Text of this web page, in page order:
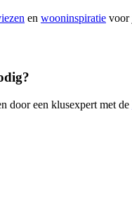
en wooninspiratie voor
door een klusexpert met de